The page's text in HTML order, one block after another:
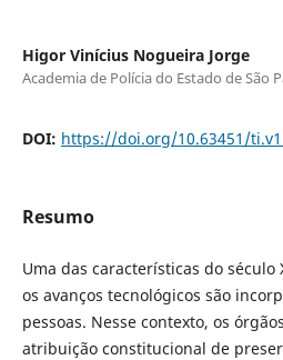
Higor Vinícius Nogueira Jorge
Academia de Polícia do Estado de São
DOI: https://doi.org/10.63451/
Resumo
Uma das características do século
os avanços tecnológicos são
pessoas. Nesse contexto, os
atribuição constitucional de